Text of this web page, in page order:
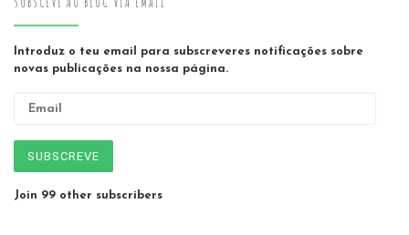
Introduz o teu email para subscreveres notificações sobre
novas publicações na nossa página.
SUBSCREVE
Join 99 other subscribers